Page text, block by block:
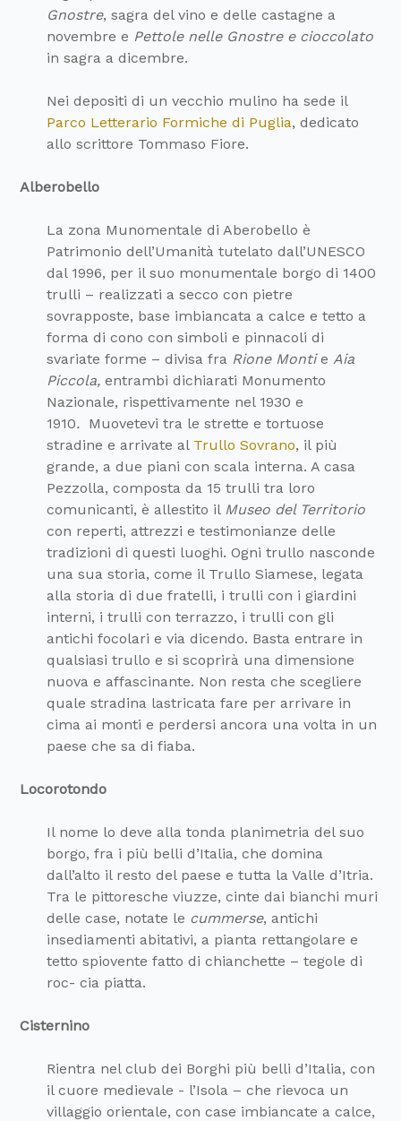
Gnostre, sagra del vino e delle castagne a
novembre e Pettole nelle Gnostre e cioccolato
in sagra a dicembre.
Nei depositi di un vecchio mulino ha sede il
Parco Letterario Formiche di Puglia, dedicato
allo scrittore Tommaso Fiore.
Alberobello
La zona Munomentale di Aberobello è
Patrimonio dell’Umanità tutelato dall’UNESCO
dal 1996, per il suo monumentale borgo di 1400
trulli – realizzati a secco con pietre
sovrapposte, base imbiancata a calce e tetto a
forma di cono con simboli e pinnacoli di
svariate forme – divisa fra Rione MontieAia
Piccola,entrambi dichiarati Monumento
Nazionale, rispettivamente nel 1930 e
1910. Muovetevi tra le strette e tortuose
stradine e arrivate al Trullo Sovrano, il più
grande, a due piani con scala interna. A casa
Pezzolla, composta da 15 trulli tra loro
comunicanti, è allestito il Museo del Territorio
con reperti, attrezzi e testimonianze delle
tradizioni di questi luoghi. Ogni trullo nasconde
una sua storia, come il Trullo Siamese, legata
alla storia di due fratelli, i trulli con i giardini
interni, i trulli con terrazzo, i trulli con gli
antichi focolari e via dicendo. Basta entrare in
qualsiasi trullo e si scoprirà una dimensione
nuova e affascinante. Non resta che scegliere
quale stradina lastricata fare per arrivare in
cima ai monti e perdersi ancora una volta in un
paese che sa di fiaba.
Locorotondo
Il nome lo deve alla tonda planimetria del suo
borgo, fra i più belli d’Italia, che domina
dall’alto il resto del paese e tutta la Valle d’Itria.
Tra le pittoresche viuzze, cinte dai bianchi muri
delle case, notate le cummerse, antichi
insediamenti abitativi, a pianta rettangolare e
tetto spiovente fatto di chianchette – tegole di
roc- cia piatta.
Cisternino
Rientra nel club dei Borghi più belli d’Italia, con
il cuore medievale - l’Isola – che rievoca un
villaggio orientale, con case imbiancate a calce,